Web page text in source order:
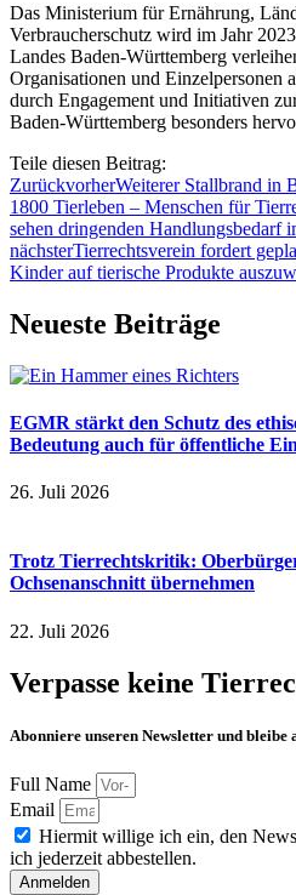
Das Ministerium für Ernährung,
Verbraucherschutz wird im Jahr
Landes Baden-Württemberg
Organisationen und Einzelpersonen
durch Engagement und Initiativen
Baden-Württemberg besonders
Teile diesen Beitrag:
ZurückvorherWeiterer Stallbrand in
1800 Tierleben – Menschen für
sehen dringenden Handlungsbedarf
nächsterTierrechtsverein fordert
Kinder auf tierische Produkte
Neueste Beiträge
EGMR stärkt den Schutz des
Bedeutung auch für öffentliche
26. Juli 2026
Trotz Tierrechtskritik:
Ochsenanschnitt übernehmen
22. Juli 2026
Verpasse keine
Abonniere unseren Newsletter und bleibe
Full Name
Email
Hiermit willige ich ein, den
ich jederzeit abbestellen.
Anmelden